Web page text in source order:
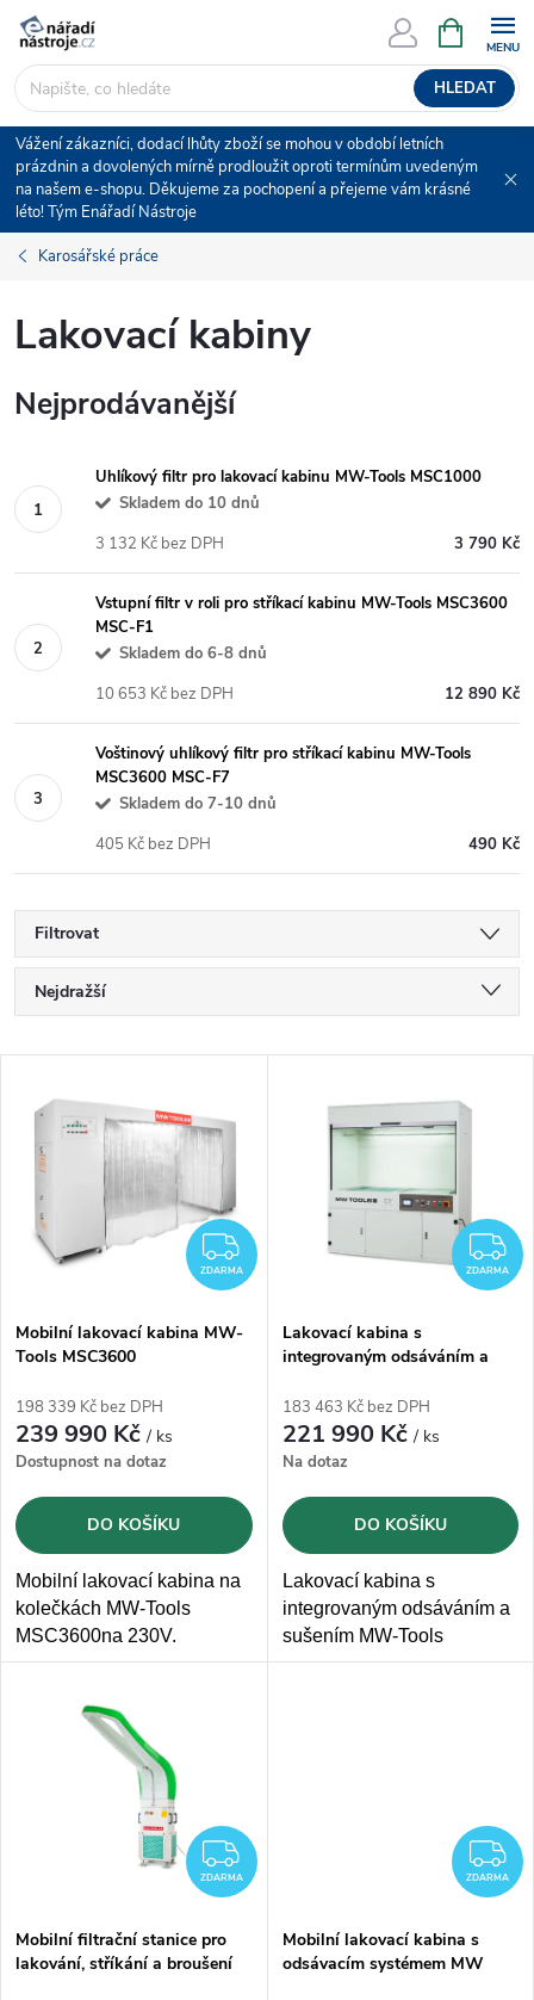
Přejít
obsah
HLEDAT
NÁKUPNÍ
KOŠÍK
Vážení zákazníci, dodací lhůty zboží se mohou v období letních
prázdnin a dovolených mírně prodloužit oproti termínům uvedeným
na našem e-shopu. Děkujeme za pochopení a přejeme vám krásné
léto! Tým Enářadí Nástroje
Karosářské práce
Lakovací kabiny
Nejprodávanější
Uhlíkový filtr pro lakovací kabinu MW-Tools MSC1000
Skladem do 10 dnů
3 790 Kč
3 132 Kč bez DPH
Vstupní filtr v roli pro stříkací kabinu MW-Tools MSC3600
MSC-F1
Skladem do 6-8 dnů
12 890 Kč
10 653 Kč bez DPH
Voštinový uhlíkový filtr pro stříkací kabinu MW-Tools
MSC3600 MSC-F7
Skladem do 7-10 dnů
490 Kč
405 Kč bez DPH
Filtrovat
Ř
a
z
n
p
r
o
d
u
k
Nejdražší
Abecedně
p
s
p
r
o
d
u
k
ZDARMA
ZDARMA
Mobilní lakovací kabina MW-
Tools MSC3600
198 339 Kč bez DPH
239 990 Kč/ ks
Dostupnost na dotaz
DO KOŠÍKU
Mobilní lakovací kabina na
kolečkách MW-Tools
MSC3600na 230V.
Pracovní plocha2,5 x 1,1 x
filtrace se 7 vrstvami filtrů
ZDARMA
Lakovací kabina s
integrovaným odsáváním a
183 463 Kč bez DPH
221 990 Kč/ ks
Na dotaz
DO KOŠÍKU
Lakovací kabina s
integrovaným odsáváním a
sušením MW-Tools
MSC1400 o rozměrech
ZDARMA
ZDARMA
Mobilní filtrační stanice pro
lakování, stříkání a broušení
ZDARMA
Mobilní lakovací kabina s
odsávacím systémem MW